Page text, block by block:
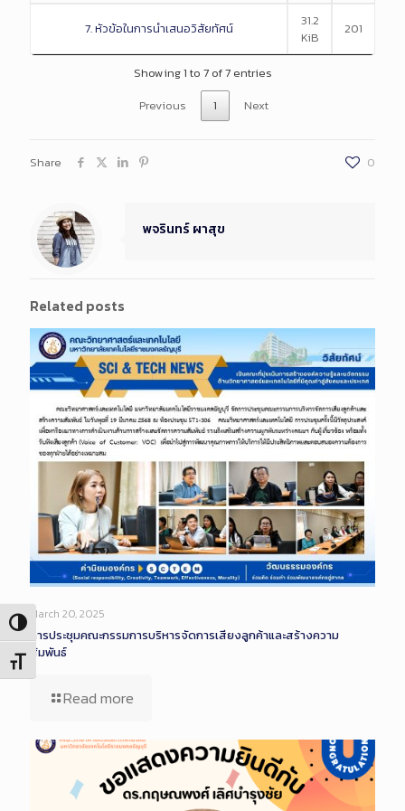
Toggle High Contrast
Toggle Font size
7. หัวข้อในการนำเสนอวิสัยทัศน์
31.2
KiB
201
Showing 1 to 7 of 7 entries
Previous
1 Next
Share 0
พจรินทร์ ผาสุข
Related posts
March 20, 2025
การประชุมคณะกรรมการบริหารจัดการเสียงลูกค้าและสร้างความ
สัมพันธ์
Read more